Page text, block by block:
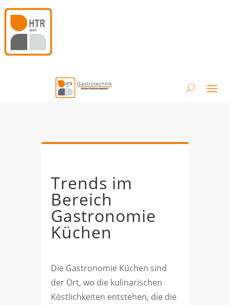
Trends im
Bereich
Gastronomie
Küchen
Die Gastronomie Küchen sind
der Ort, wo die kulinarischen
Köstlichkeiten entstehen, die die